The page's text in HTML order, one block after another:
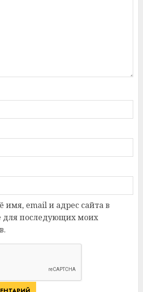
имя, email и адрес сайта в
для последующих моих